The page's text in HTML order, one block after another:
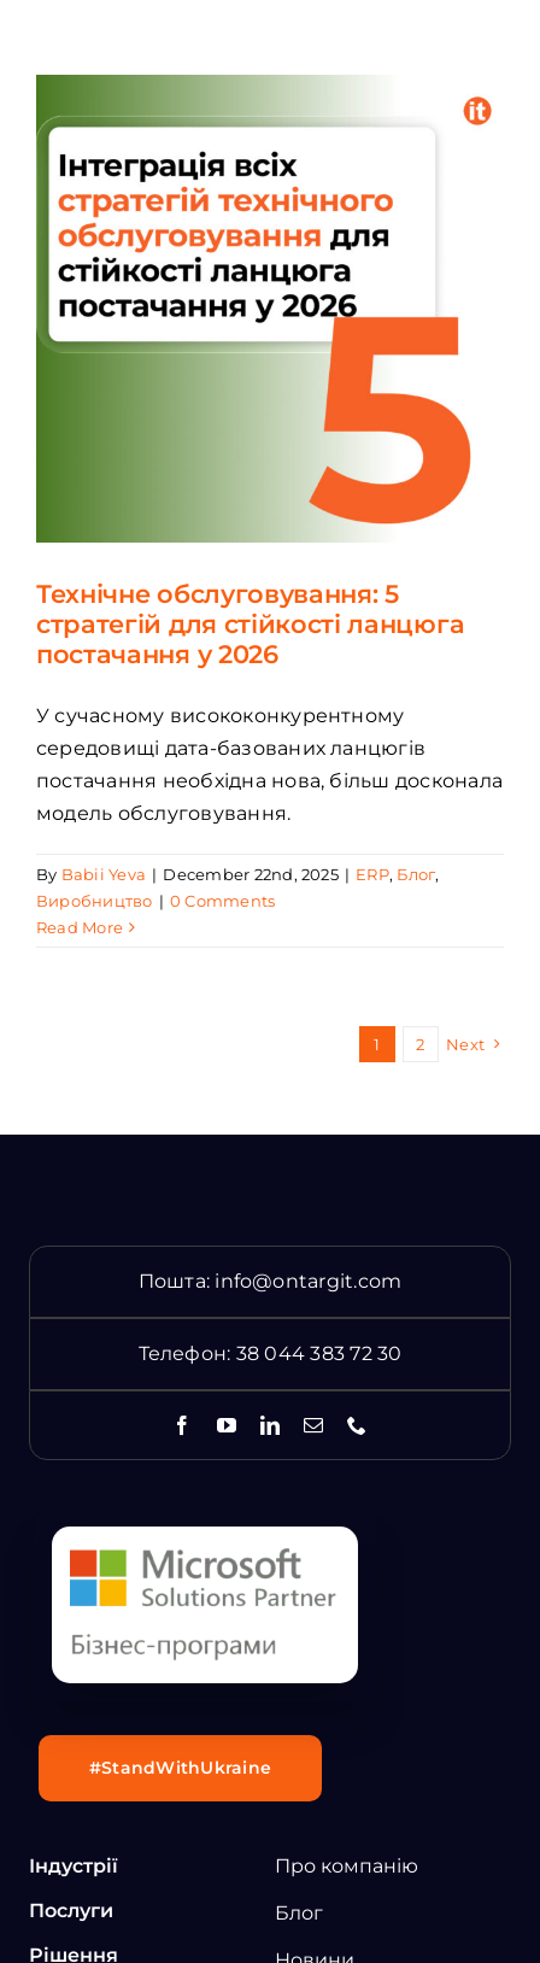
Технічне обслуговування: 5
стратегій для стійкості ланцюга
постачання у 2026
У сучасному висококонкурентному
середовищі дата-базованих ланцюгів
постачання необхідна нова, більш досконала
модель обслуговування.
By Babii Yeva | December 22nd, 2025 | ERP, Блог,
Виробництво | 0 Comments
Read More
1 2 Next
Пошта: info@ontargit.com
Телефон: 38 044 383 72 30
Індустрії
Послуги
Рішення
Про компанію
Блог
#StandWithUkraine